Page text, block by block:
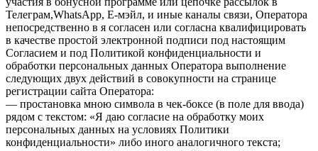
Телеграм,WhatsApp, Е-мэйл, и иные каналы связи, Оператора
непосредственно в я согласен или согласна квалифицировать
в качестве простой электронной подписи под настоящим
Согласием и под Политикой конфиденциальности и
обработки персональных данных Оператора выполнение
следующих двух действий в совокупности на странице
регистрации сайта Оператора:
— простановка мною символа в чек-боксе (в поле для ввода)
рядом с текстом: «Я даю согласие на обработку моих
персональных данных на условиях Политики
конфиденциальности» либо иного аналогичного текста;